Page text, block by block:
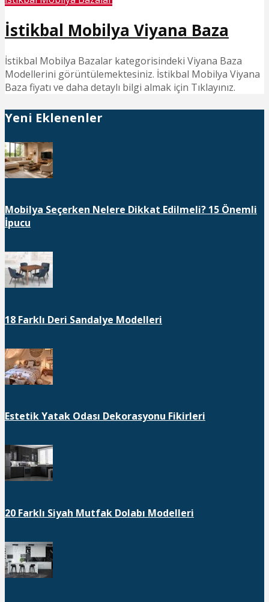
İstikbal Mobilya Viyana Baza
İstikbal Mobilya Bazalar kategorisindeki Viyana Baza
Modellerini görüntülemektesiniz. İstikbal Mobilya Viyana
Baza fiyatı ve daha detaylı bilgi almak için Tıklayınız.
Yeni Eklenenler
Mobilya Seçerken Nelere Dikkat Edilmeli? 15 Önemli
İpucu
18 Farklı Deri Sandalye Modelleri
Estetik Yatak Odası Dekorasyonu Fikirleri
20 Farklı Siyah Mutfak Dolabı Modelleri